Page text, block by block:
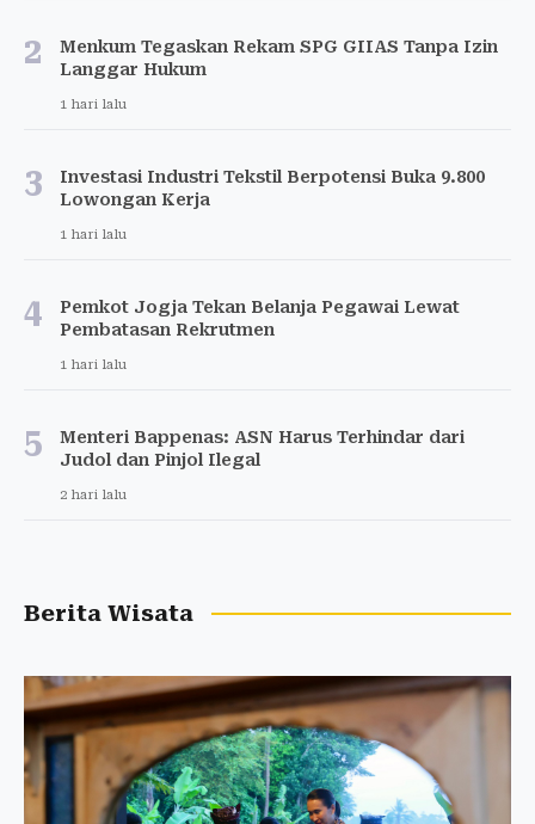
2
Menkum Tegaskan Rekam SPG GIIAS Tanpa Izin
Langgar Hukum
1 hari lalu
3
Investasi Industri Tekstil Berpotensi Buka 9.800
Lowongan Kerja
1 hari lalu
4
Pemkot Jogja Tekan Belanja Pegawai Lewat
Pembatasan Rekrutmen
1 hari lalu
5
Menteri Bappenas: ASN Harus Terhindar dari
Judol dan Pinjol Ilegal
2 hari lalu
Berita Wisata